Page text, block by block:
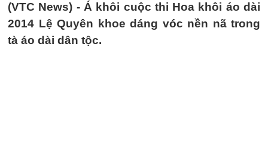
(VTC News) - Á khôi cuộc thi Hoa khôi áo dài
2014 Lệ Quyên khoe dáng vóc nền nã trong
tà áo dài dân tộc.